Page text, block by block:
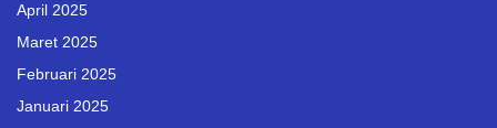
April 2025
Maret 2025
Februari 2025
Januari 2025